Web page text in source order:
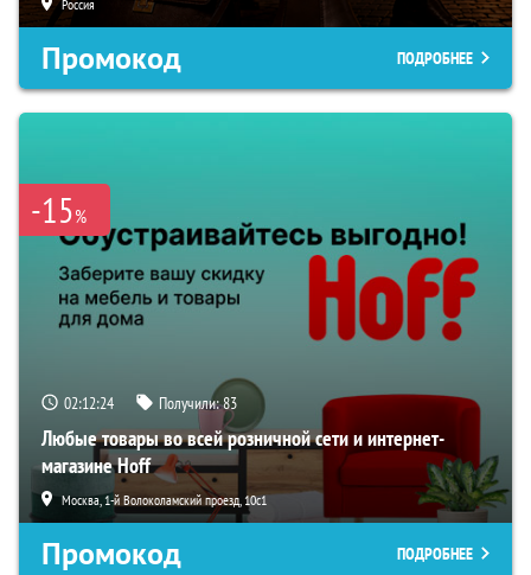
Россия
Промокод ПОДРОБНЕЕ
-15%
02:12:23 Получили:83
Любые товары во всей розничной сети и интернет-
магазине Hoff
Москва, 1-й Волоколамский проезд, 10с1
Промокод ПОДРОБНЕЕ